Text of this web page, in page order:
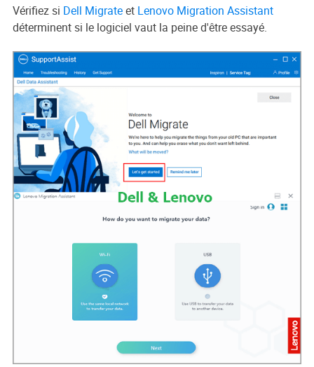
Vérifiez si Dell Migrateet Lenovo Migration Assistant
déterminent si le logiciel vaut la peine d'être essayé.